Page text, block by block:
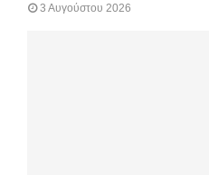
3 Αυγούστου 2026